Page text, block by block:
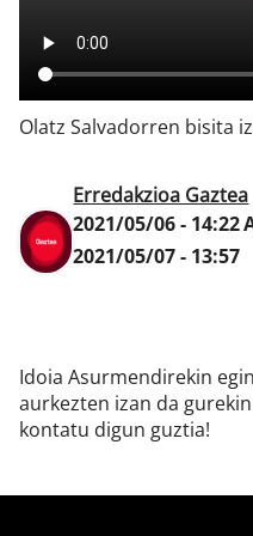
Olatz Salvadorren bisita
Erredakzioa Gaztea
2021/05/06 - 14:22
2021/05/07 - 13:57
Idoia Asurmendirekin
aurkezten izan da
kontatu digun guztia!